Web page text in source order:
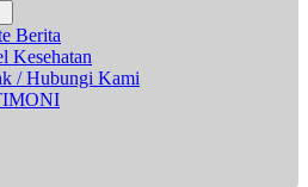
Berita
Kesehatan
/ Hubungi Kami